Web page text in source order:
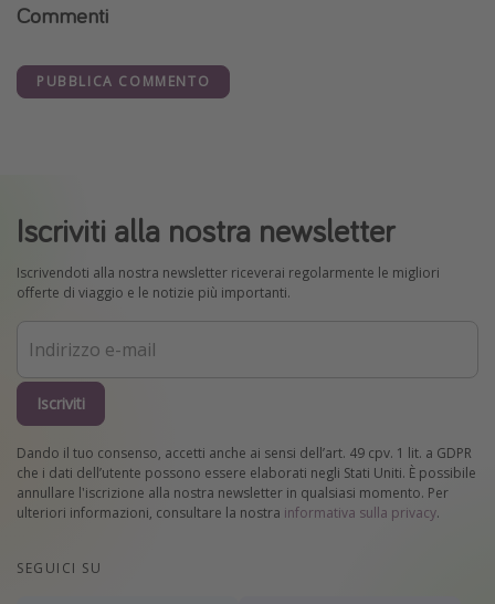
Commenti
PUBBLICA COMMENTO
Iscriviti alla nostra newsletter
Iscrivendoti alla nostra newsletter riceverai regolarmente le migliori
offerte di viaggio e le notizie più importanti.
Iscriviti
Dando il tuo consenso, accetti anche ai sensi dell’art. 49 cpv. 1 lit. a GDPR
che i dati dell’utente possono essere elaborati negli Stati Uniti. È possibile
annullare l'iscrizione alla nostra newsletter in qualsiasi momento. Per
ulteriori informazioni, consultare la nostra informativa sulla privacy.
SEGUICI SU